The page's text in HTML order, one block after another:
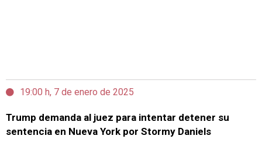
19:00 h, 7 de enero de 2025
Trump demanda al juez para intentar detener su
sentencia en Nueva York por Stormy Daniels